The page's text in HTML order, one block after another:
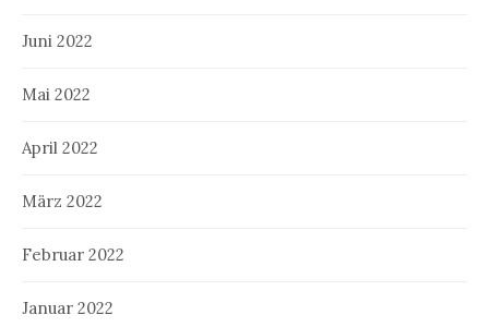
Juni 2022
Mai 2022
April 2022
März 2022
Februar 2022
Januar 2022